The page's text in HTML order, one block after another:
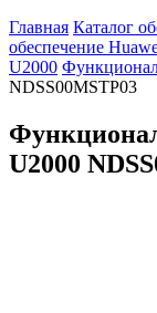
Главная Каталог
обеспечение
U2000
NDSS00MSTP03
U2000